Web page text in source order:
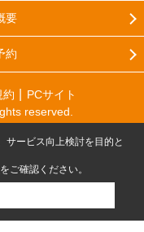
要
約
約
PCサイト
reserved.
サービス向上検討を目的と
をご確認ください。